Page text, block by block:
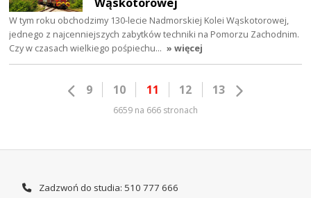
W tym roku obchodzimy 130-lecie Nadmorskiej Kolei Wąskotorowej,
jednego z najcenniejszych zabytków techniki na Pomorzu Zachodnim.
Czy w czasach wielkiego pośpiechu… » więcej
9 10 11 12 13
6659 na 666 stronach
Zadzwoń do studia: 510 777 666